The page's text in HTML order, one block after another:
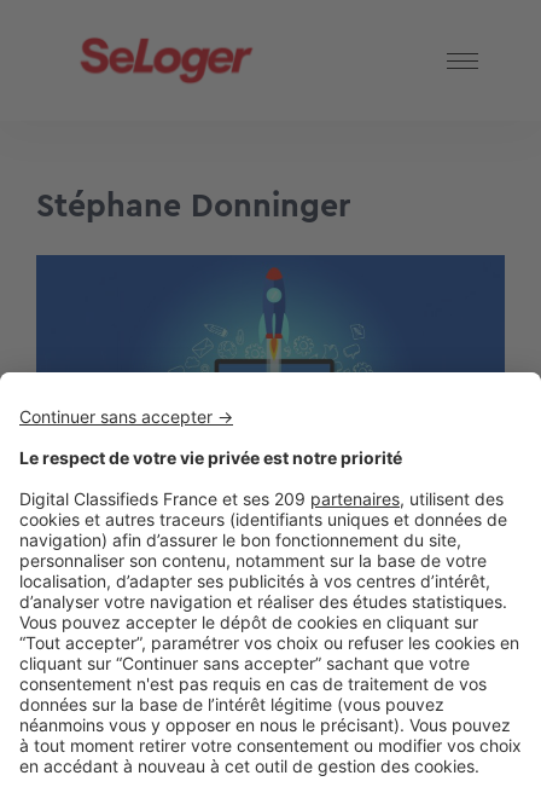
Stéphane Donninger
LE TEST
4 choses à savoir sur le crowdfunding
immobilier
On ne parle que de lui dans la communauté des promoteurs
immobiliers… Nouvel eldorado ou effet de ...